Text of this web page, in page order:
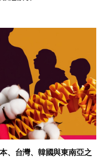
、台灣、韓國與東南亞之